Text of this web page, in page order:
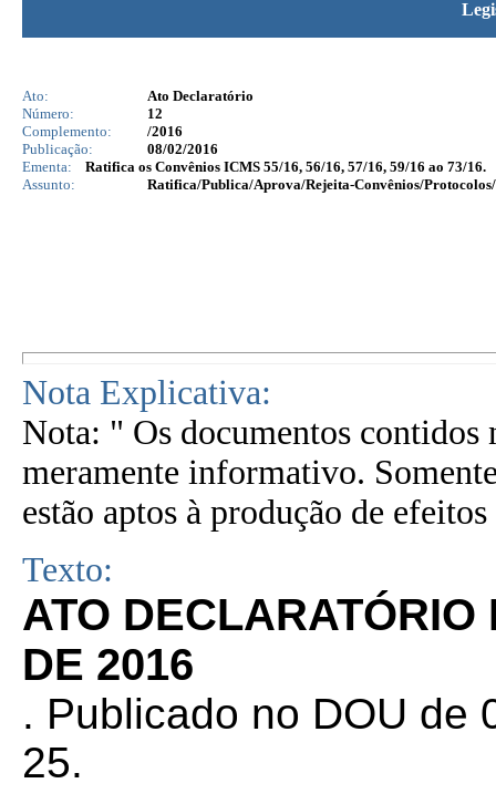
Ato:
Ato Declaratório
Número:
12
Complemento:
/2016
Publicação:
08/02/2016
Ementa:
Ratifica os Convênios ICMS 55/16, 56/16, 57/16, 59/16 ao 73/16.
Assunto:
Ratifica/Publica/Aprova/Rejeita-Convênios/
Nota Explicativa:
Nota: " Os documentos contidos
meramente informativo.
estão aptos à produção de
Texto:
ATO DECLARATÓRIO
DE 2016
. Publicado no DOU de
25.